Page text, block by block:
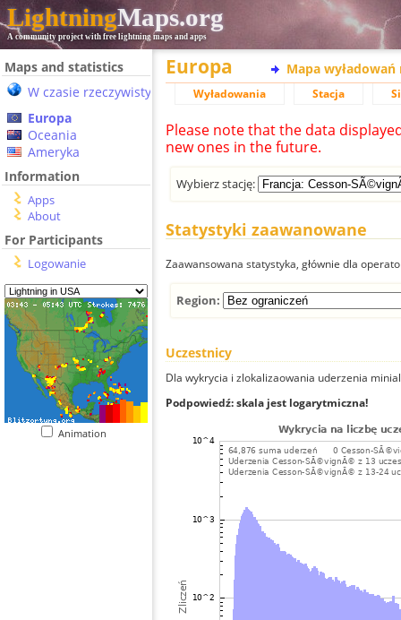
LightningMaps.org
A community project with free lightning maps and apps
Maps and statistics
W czasie rzeczywistym
Europa
Oceania
Ameryka
Information
Apps
About
For Participants
Logowanie
Animation
Europa Mapa wyładowań
Wyładowania Stacja
Please note that the data
new ones in the future.
Wybierz stację:
Statystyki zaawanowane
Zaawansowana statystyka, głównie dla
Region:
Uczestnicy
Dla wykrycia i zlokalizaowania uderzenia
Podpowiedź: skala jest logarytmiczna!